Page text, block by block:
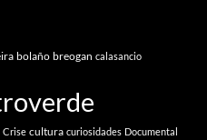
bolaño breogan calasancio
Crise cultura curiosidades Documental